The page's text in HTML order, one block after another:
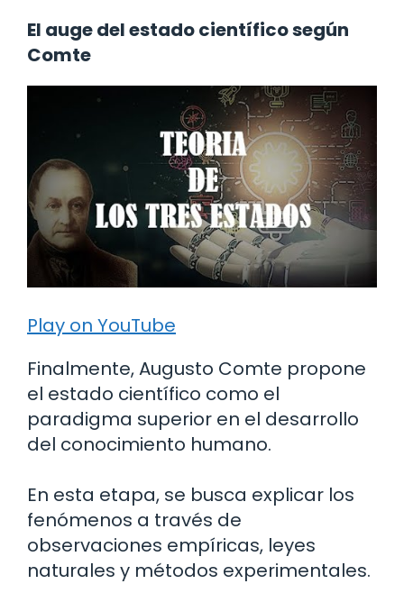
El auge del estado científico según
Comte
Play on YouTube
Finalmente, Augusto Comte propone
el estado científico como el
paradigma superior en el desarrollo
del conocimiento humano.
En esta etapa, se busca explicar los
fenómenos a través de
observaciones empíricas, leyes
naturales y métodos experimentales.